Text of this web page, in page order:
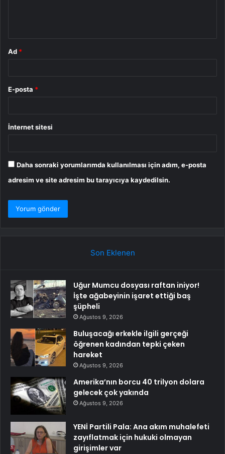
Ad *
E-posta *
İnternet sitesi
Daha sonraki yorumlarımda kullanılması için adım, e-posta
adresim ve site adresim bu tarayıcıya kaydedilsin.
Son Eklenen
Uğur Mumcu dosyası raftan iniyor!
İşte ağabeyinin işaret ettiği baş
şüpheli
Ağustos 9, 2026
Buluşacağı erkekle ilgili gerçeği
öğrenen kadından tepki çeken
hareket
Ağustos 9, 2026
Amerika’nın borcu 40 trilyon dolara
gelecek çok yakında
Ağustos 9, 2026
YENİ Partili Pala: Ana akım muhalefeti
zayıflatmak için hukuki olmayan
girişimler var